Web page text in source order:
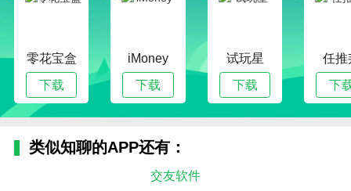
零花宝盒
下载
iMoney
下载
试玩星
下载
任推
下
类似知聊的APP还有：
交友软件